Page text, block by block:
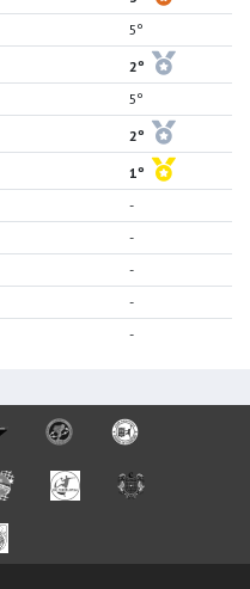
5º
2º
5º
2º
1º
-
-
-
-
-